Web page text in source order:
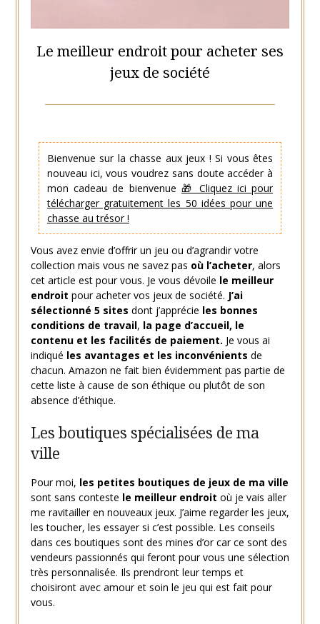
Le meilleur endroit pour acheter ses
jeux de société
8
mai
2021
Bienvenue sur la chasse aux jeux ! Si vous êtes
nouveau ici, vous voudrez sans doute accéder à
mon cadeau de bienvenue 🎁 Cliquez ici pour
télécharger gratuitement les 50 idées pour une
chasse au trésor !
Vous avez envie d’offrir un jeu ou d’agrandir votre
collection mais vous ne savez pas où l’acheter, alors
cet article est pour vous. Je vous dévoile le meilleur
endroit pour acheter vos jeux de société. J’ai
sélectionné 5 sites dont j’apprécie les bonnes
conditions de travail, la page d’accueil, le
contenu et les facilités de paiement. Je vous ai
indiqué les avantages et les inconvénients de
chacun. Amazon ne fait bien évidemment pas partie de
cette liste à cause de son éthique ou plutôt de son
absence d’éthique.
Les boutiques spécialisées de ma
ville
Pour moi, les petites boutiques de jeux de ma ville
sont sans conteste le meilleur endroit où je vais aller
me ravitailler en nouveaux jeux. J’aime regarder les jeux,
les toucher, les essayer si c’est possible. Les conseils
dans ces boutiques sont des mines d’or car ce sont des
vendeurs passionnés qui feront pour vous une sélection
très personnalisée. Ils prendront leur temps et
choisiront avec amour et soin le jeu qui est fait pour
vous.